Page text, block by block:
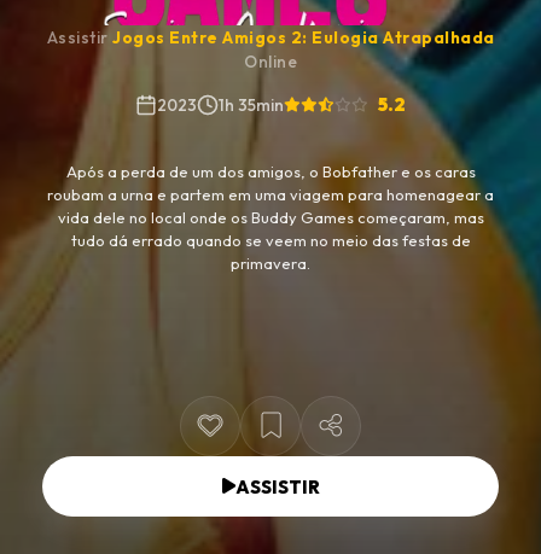
Assistir Jogos Entre Amigos 2: Eulogia Atrapalhada
Online
2023
1h 35min 5.2
Após a perda de um dos amigos, o Bobfather e os caras
roubam a urna e partem em uma viagem para homenagear a
vida dele no local onde os Buddy Games começaram, mas
tudo dá errado quando se veem no meio das festas de
primavera.
ASSISTIR